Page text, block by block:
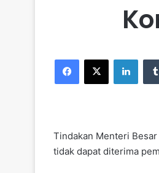
Tindakan Menteri
tidak dapat diterima